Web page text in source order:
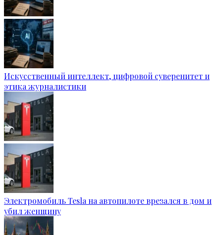
Искусственный интеллект, цифровой суверенитет и
этика журналистики
Электромобиль Tesla на автопилоте врезался в дом и
убил женщину